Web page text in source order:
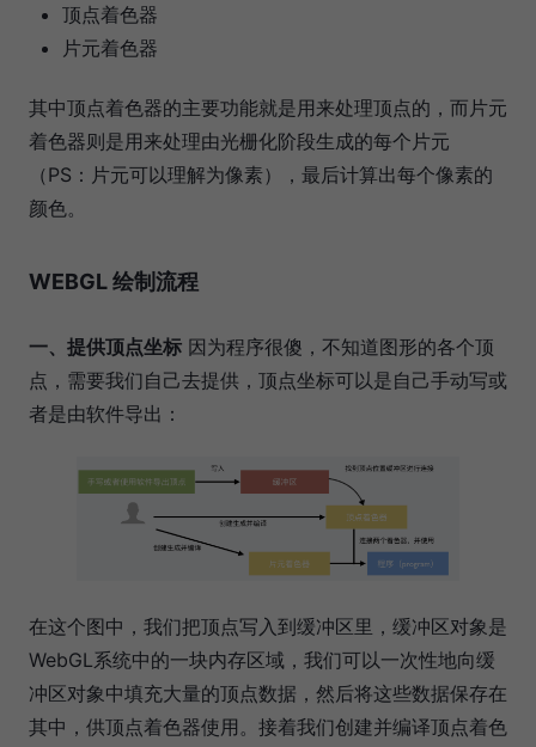
顶点着色器
片元着色器
其中顶点着色器的主要功能就是用来处理顶点的，而片元
着色器则是用来处理由光栅化阶段生成的每个片元
（PS：片元可以理解为像素），最后计算出每个像素的
颜色。
WEBGL 绘制流程
一、提供顶点坐标 因为程序很傻，不知道图形的各个顶
点，需要我们自己去提供，顶点坐标可以是自己手动写或
者是由软件导出：
在这个图中，我们把顶点写入到缓冲区里，缓冲区对象是
WebGL系统中的一块内存区域，我们可以一次性地向缓
冲区对象中填充大量的顶点数据，然后将这些数据保存在
其中，供顶点着色器使用。接着我们创建并编译顶点着色